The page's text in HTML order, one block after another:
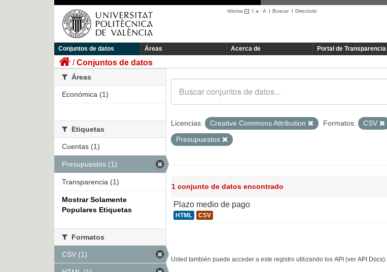
Idioma I a ·A I BuscarI Directorio
Conjuntos de datos Áreas Acerca de Portal de Transparencia
Conjuntos de datos
Licencias: Creative Commons Attribution Formatos: CSV
Presupuestos
1 conjunto de datos encontrado
Plazo medio de pago
HTML CSV
Usted también puede acceder a este registro utilizando los API (ver API Docs).
Áreas
Económica (1)
Etiquetas
Cuentas (1)
Presupuestos (1)
Transparencia (1)
Mostrar Solamente
Populares Etiquetas
Formatos
CSV (1)